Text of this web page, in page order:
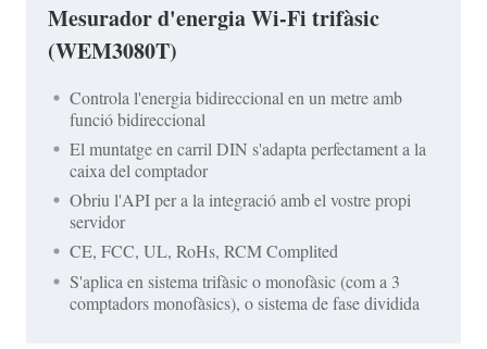
Mesurador d'energia Wi-Fi trifàsic
(WEM3080T)
Controla l'energia bidireccional en un metre amb
funció bidireccional
El muntatge en carril DIN s'adapta perfectament a la
caixa del comptador
Obriu l'API per a la integració amb el vostre propi
servidor
CE, FCC, UL, RoHs, RCM Complited
S'aplica en sistema trifàsic o monofàsic (com a 3
comptadors monofàsics), o sistema de fase dividida